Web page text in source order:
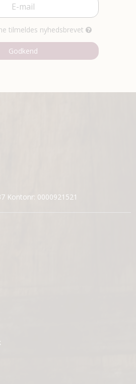
tilmeldes nyhedsbrevet
Godkend
Kontonr: 0000921521